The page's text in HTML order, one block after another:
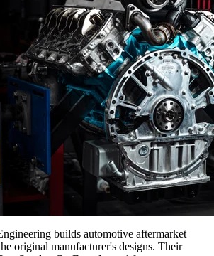
builds automotive aftermarket
original manufacturer's designs. Their